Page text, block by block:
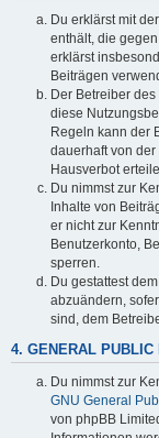
Du erklärst mit
enthält, die
erklärst
Beiträgen
Der Betreiber
diese
Regeln kann der
dauerhaft von
Hausverbot
Du nimmst zur
Inhalte von
er nicht zur
Benutzerkonto,
sperren.
Du gestattest
abzuändern,
sind, dem
4. GENERAL PUBLIC
Du nimmst zur
GNU General
von phpBB